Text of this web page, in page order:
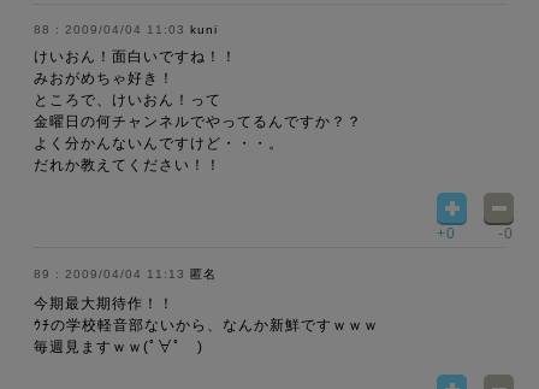
2009/04/04 11:03 kuni
けいおん！面白いですね！！
みおがめちゃ好き！
ところで、けいおん！って
金曜日の何チャンネルでやってるんですか？？
よく分かんないんですけど・・・。
だれか教えてください！！
+0 -0
2009/04/04 11:13 匿名
今期最大期待作！！
ｳﾁの学校軽音部ないから、なんか新鮮ですｗｗｗ
毎週見ますｗｗ(ﾟ∀ﾟ )